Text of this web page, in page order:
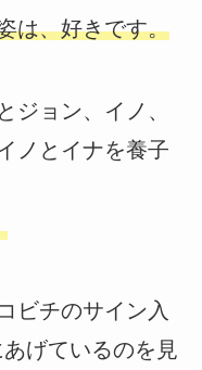
は、好きです。
ジョン、イノ、
ノとイナを養子
ビチのサイン入
げているのを見